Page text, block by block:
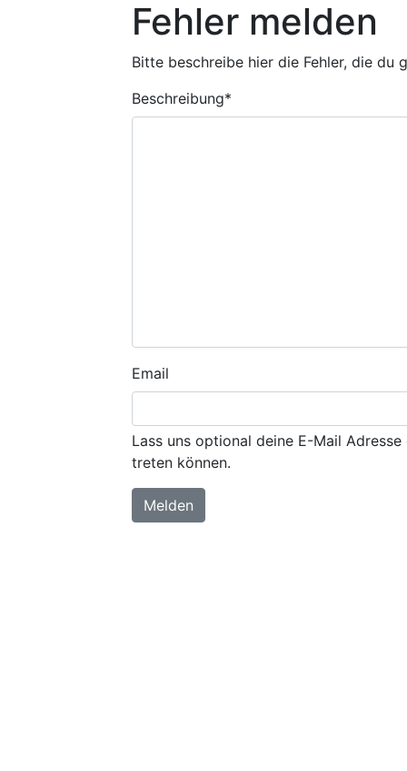
Fehler melden
Bitte beschreibe hier die Fehler, die du
Beschreibung*
Email
Lass uns optional deine E-Mail
treten können.
Melden